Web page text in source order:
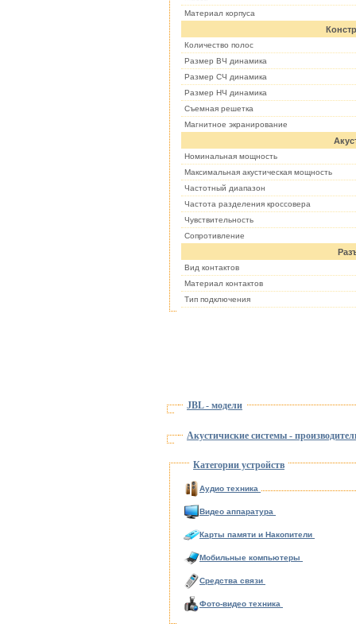
Материал корпуса
Количество полос
Размер ВЧ динамика
Размер СЧ динамика
Размер НЧ динамика
Съемная решетка
Магнитное экранирование
Номинальная мощность
Максимальная акустическая мощность
Частотный диапазон
Частота разделения кроссовера
Чувствительность
Cопротивление
Вид контактов
Материал контактов
Тип подключения
JBL - модели
Акустичиские системы -
Категории устройств
Аудио техника
Видео аппаратура
Карты памяти и Накопители
Мобильные компьютеры
Средства связи
Фото-видео техника